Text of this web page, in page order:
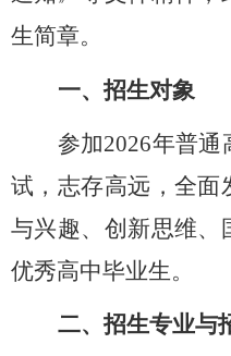
生简章。
一、招生对象
参加2026年普通
试，志存高远，全面
与兴趣、创新思维、
优秀高中毕业生。
二、招生专业与